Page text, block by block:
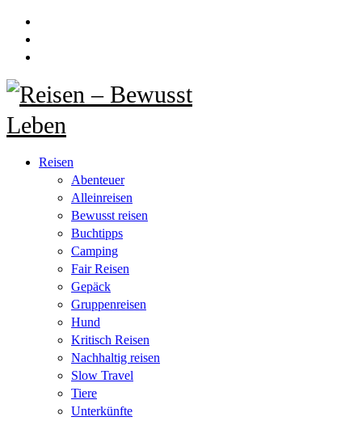
Reisen
Abenteuer
Alleinreisen
Bewusst reisen
Buchtipps
Camping
Fair Reisen
Gepäck
Gruppenreisen
Hund
Kritisch Reisen
Nachhaltig reisen
Slow Travel
Tiere
Unterkünfte